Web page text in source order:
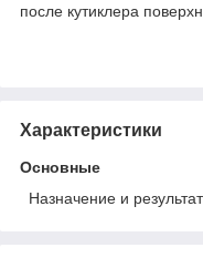
после кутиклера
Характеристики
Основные
Назначение и результат